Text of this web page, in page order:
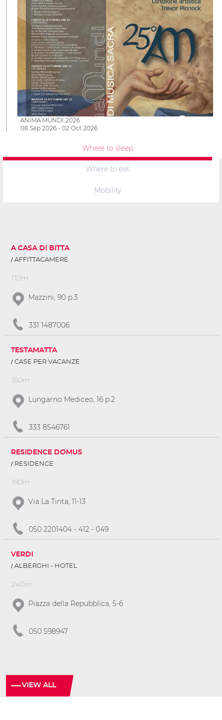
ANIMA MUNDI 2026
08 Sep 2026 - 02 Oct 2026
Where to sleep
Where to eat
Mobility
A CASA DI BITTA
AFFITTACAMERE
110m
Mazzini, 90 p.3
331 1487006
TESTAMATTA
CASE PER VACANZE
160m
Lungarno Mediceo, 16 p.2
333 8546761
RESIDENCE DOMUS
RESIDENCE
190m
Via La Tinta, 11-13
050 2201404 - 412 - 049
VERDI
ALBERGHI - HOTEL
240m
Piazza della Repubblica, 5-6
050 598947
VIEW ALL